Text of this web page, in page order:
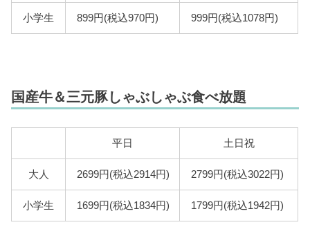
小学生 899円(税込970円) 999円(税込1078円)
国産牛＆三元豚しゃぶしゃぶ食べ放題
平日 土日祝
大人 2699円(税込2914円) 2799円(税込3022円)
小学生 1699円(税込1834円) 1799円(税込1942円)